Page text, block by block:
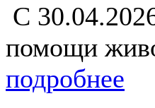
С
помощи
подробнее